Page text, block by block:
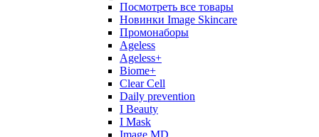
Посмотреть все товары
Новинки Image Skincare
Промонаборы
Ageless
Ageless+
Biome+
Clear Cell
Daily prevention
I Beauty
I Mask
Image MD